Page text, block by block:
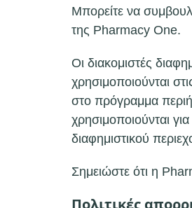
Μπορείτε να
της Pharmacy One.
Οι διακομιστές
χρησιμοποιούνται
στο πρόγραμμα
χρησιμοποιούνται
διαφημιστικού
Σημειώστε ότι η
Πολιτικές